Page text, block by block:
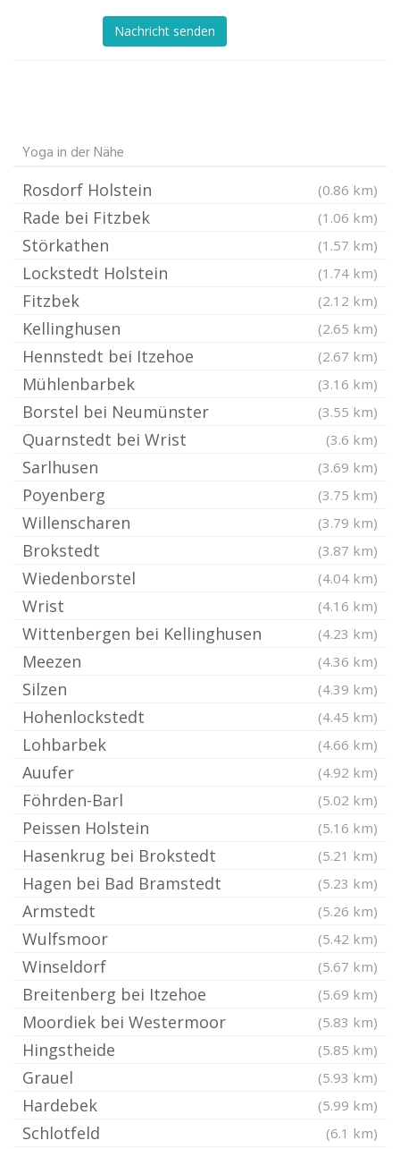
Nachricht senden
Yoga in der Nähe
Rosdorf Holstein (0.86 km)
Rade bei Fitzbek (1.06 km)
Störkathen (1.57 km)
Lockstedt Holstein (1.74 km)
Fitzbek (2.12 km)
Kellinghusen (2.65 km)
Hennstedt bei Itzehoe (2.67 km)
Mühlenbarbek (3.16 km)
Borstel bei Neumünster (3.55 km)
Quarnstedt bei Wrist (3.6 km)
Sarlhusen (3.69 km)
Poyenberg (3.75 km)
Willenscharen (3.79 km)
Brokstedt (3.87 km)
Wiedenborstel (4.04 km)
Wrist (4.16 km)
Wittenbergen bei Kellinghusen (4.23 km)
Meezen (4.36 km)
Silzen (4.39 km)
Hohenlockstedt (4.45 km)
Lohbarbek (4.66 km)
Auufer (4.92 km)
Föhrden-Barl (5.02 km)
Peissen Holstein (5.16 km)
Hasenkrug bei Brokstedt (5.21 km)
Hagen bei Bad Bramstedt (5.23 km)
Armstedt (5.26 km)
Wulfsmoor (5.42 km)
Winseldorf (5.67 km)
Breitenberg bei Itzehoe (5.69 km)
Moordiek bei Westermoor (5.83 km)
Hingstheide (5.85 km)
Grauel (5.93 km)
Hardebek (5.99 km)
Schlotfeld (6.1 km)